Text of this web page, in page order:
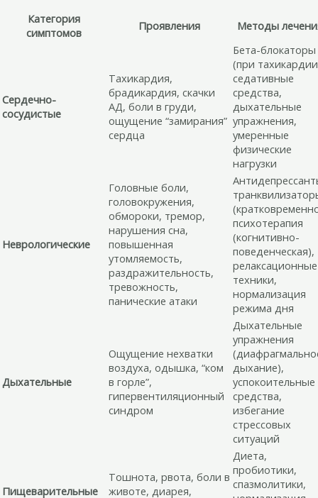
Категория
симптомов
Проявления Методы
Сердечно-
сосудистые
Тахикардия,
брадикардия, скачки
АД, боли в груди,
ощущение “замирания”
сердца
Бета-блокаторы
(при
седативные
средства,
дыхательные
упражнения,
умеренные
физические
нагрузки
Неврологические
Головные боли,
головокружения,
обмороки, тремор,
нарушения сна,
повышенная
утомляемость,
раздражительность,
тревожность,
панические атаки
психотерапия
(когнитивно-
поведенческая),
релаксационные
техники,
нормализация
режима дня
Дыхательные
Ощущение нехватки
воздуха, одышка, “ком
в горле”,
гипервентиляционный
синдром
Дыхательные
упражнения
дыхание),
успокоительные
средства,
избегание
стрессовых
ситуаций
Пищеварительные
Тошнота, рвота, боли в
животе, диарея,
Диета,
пробиотики,
спазмолитики,